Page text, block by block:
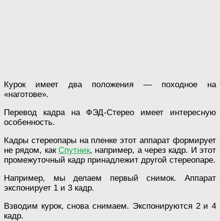
Курок имеет два положения — походное на
«наготове».
Перевод кадра на ФЭД-Стерео имеет интересную
особенность.
Кадры стереопары на пленке этот аппарат формирует
не рядом, как Спутник, например, а через кадр. И этот
промежуточный кадр принадлежит другой стереопаре.
Например, мы делаем первый снимок. Аппарат
экспонирует 1 и 3 кадр.
Взводим курок, снова снимаем. Экспонируются 2 и 4
кадр.